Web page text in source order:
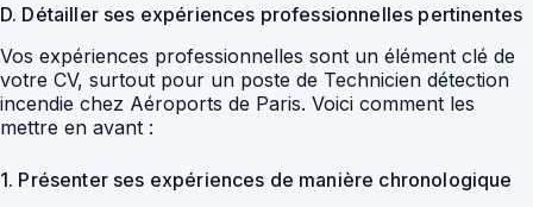
D. Détailler ses expériences professionnelles pertinentes
Vos expériences professionnelles sont un élément clé de
votre CV, surtout pour un poste de Technicien détection
incendie chez Aéroports de Paris. Voici comment les
mettre en avant :
1. Présenter ses expériences de manière chronologique